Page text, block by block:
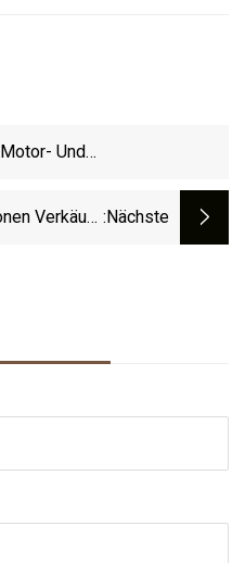
Und
Verkäufe :nächste